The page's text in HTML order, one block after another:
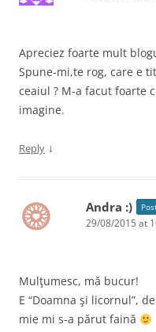
Apreciez foarte mult
Spune-mi,te rog, care e
ceaiul ? M-a facut foarte
imagine.
Reply ↓
Andra :)
29/08/2015 at
Mulţumesc, mă bucur!
E “Doamna şi licornul”,
mie mi s-a părut faină